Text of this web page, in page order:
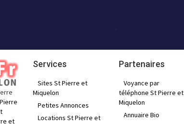
et
Services
Sites St Pierre et
Miquelon
Petites Annonces
Locations St Pierre et
Partenaires
Voyance par
téléphone St Pierre et
Miquelon
Annuaire Bio